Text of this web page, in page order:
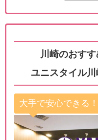
川崎のおす
ユニスタイル川
大手で安心できる！